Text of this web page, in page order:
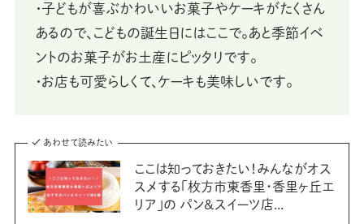
・子どもが喜ぶかわいいお菓子やケーキがたくさん
あるので、こどもの誕生日にはここで。あと季節イベ
ントのお菓子がお土産にピッタリです。
・お店も可愛らしくて、ケーキも美味しいです。
あわせて読みたい
ここは知っておきたい！みんながオス
スメする「枚方市東香里・香里ヶ丘エ
リア」の パン&スイーツ店...